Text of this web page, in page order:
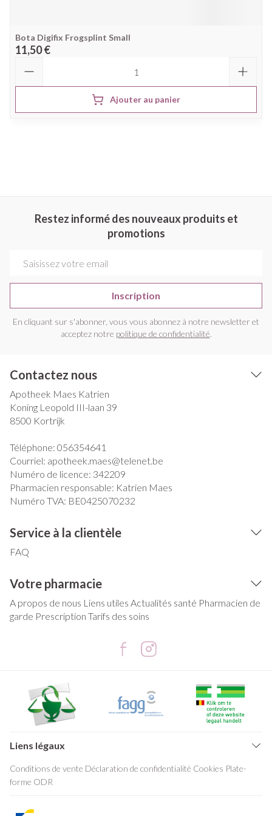
Bota Digifix Frogsplint Small
11,50 €
Ajouter au panier
Restez informé des nouveaux produits et
promotions
Inscription
En cliquant sur s'abonner, vous vous abonnez à notre newsletter et
acceptez notre politique de confidentialité.
Contactez nous
Apotheek Maes Katrien
Koning Leopold III-laan 39
8500 Kortrijk
Téléphone: 056354641
Courriel: apotheek.maes@telenet.be
Numéro de licence: 342209
Pharmacien responsable: Katrien Maes
Numéro TVA: BE0425070232
Service à la clientèle
FAQ
Votre pharmacie
A propos de nous Liens utiles Actualités santé Pharmacien de
garde Prescription Tarifs des soins
Liens légaux
Conditions de vente Déclaration de confidentialité Cookies Plate-
forme ODR